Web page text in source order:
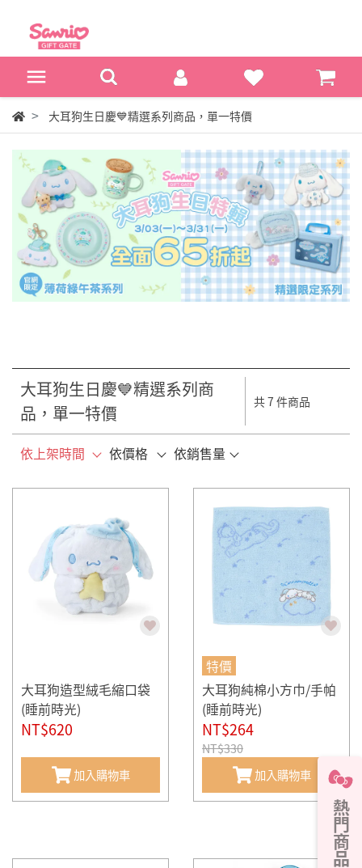
熱門商品
大耳狗生日慶💙精選系列商品，單一特價
大耳狗生日慶💙精選系列商
品，單一特價
共 7 件商品
依上架時間 依價格 依銷售量
大耳狗造型絨毛縮口袋
(睡前時光)
NT$620
加入購物車
特價
大耳狗純棉小方巾/手帕
(睡前時光)
NT$264
NT$330
加入購物車